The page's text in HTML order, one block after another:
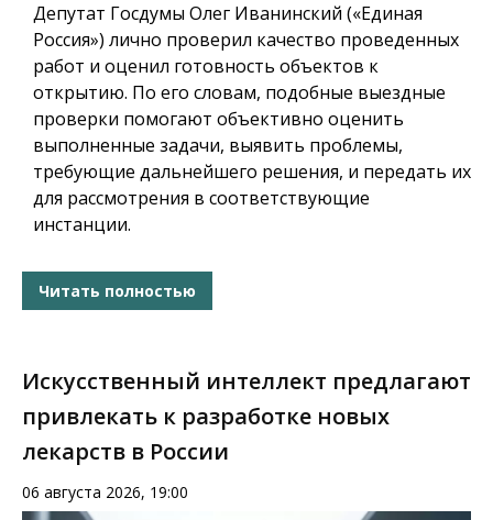
Депутат Госдумы Олег Иванинский («Единая
Россия») лично проверил качество проведенных
работ и оценил готовность объектов к
открытию. По его словам, подобные выездные
проверки помогают объективно оценить
выполненные задачи, выявить проблемы,
требующие дальнейшего решения, и передать их
для рассмотрения в соответствующие
инстанции.
Читать полностью
Искусственный интеллект предлагают
привлекать к разработке новых
лекарств в России
06 августа 2026, 19:00